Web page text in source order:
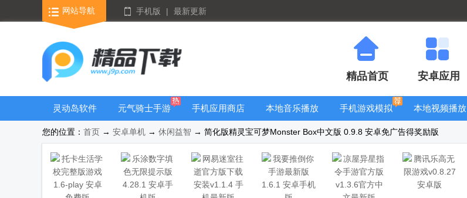
网站导航 手机版 | 最新更新
精品首页 安卓应用
灵动岛软件
元气骑士手游
大全
手机应用商店
本地音乐播放
手机游戏模拟
器安卓版合集
本地视频播放
您的位置： 首页 → 安卓单机 → 休闲益智 → 简化版精灵宝可梦Monster Box中文版 0.9.8 安卓免广告得奖励版